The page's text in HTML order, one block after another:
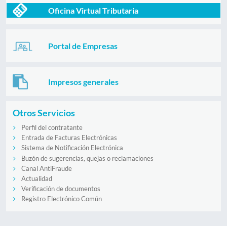
Oficina Virtual Tributaria
Portal de Empresas
Impresos generales
Otros Servicios
Perfil del contratante
Entrada de Facturas Electrónicas
Sistema de Notificación Electrónica
Buzón de sugerencias, quejas o reclamaciones
Canal AntiFraude
Actualidad
Verificación de documentos
Registro Electrónico Común